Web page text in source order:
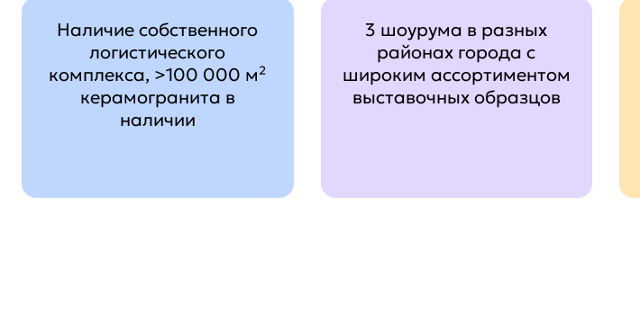
Наличие собственного
логистического
комплекса, >100 000 м²
керамогранита в
наличии
3 шоурума в разных
районах города с
широким ассортиментом
выставочных образцов